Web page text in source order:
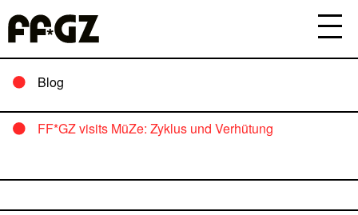
Blog
FF*GZ visits MüZe: Zyklus und Verhütung